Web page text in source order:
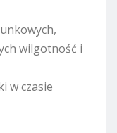
wilgotność i
w czasie